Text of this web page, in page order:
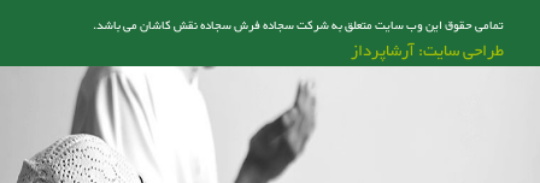
تمامی حقوق این وب سایت متعلق به شرکت سجاده فرش سجاده نقش کاشان می باشد.
طراحی سایت: آرشاپرداز